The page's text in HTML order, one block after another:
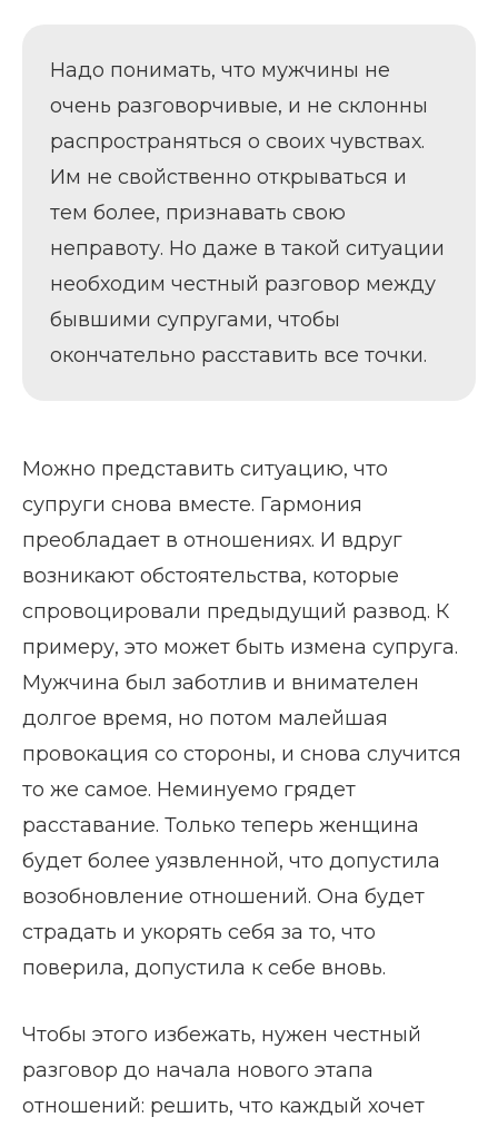
Надо понимать, что мужчины не
очень разговорчивые, и не склонны
распространяться о своих чувствах.
Им не свойственно открываться и
тем более, признавать свою
неправоту. Но даже в такой ситуации
необходим честный разговор между
бывшими супругами, чтобы
окончательно расставить все точки.
Можно представить ситуацию, что
супруги снова вместе. Гармония
преобладает в отношениях. И вдруг
возникают обстоятельства, которые
спровоцировали предыдущий развод. К
примеру, это может быть измена супруга.
Мужчина был заботлив и внимателен
долгое время, но потом малейшая
провокация со стороны, и снова случится
то же самое. Неминуемо грядет
расставание. Только теперь женщина
будет более уязвленной, что допустила
возобновление отношений. Она будет
страдать и укорять себя за то, что
поверила, допустила к себе вновь.
Чтобы этого избежать, нужен честный
разговор до начала нового этапа
отношений: решить, что каждый хочет